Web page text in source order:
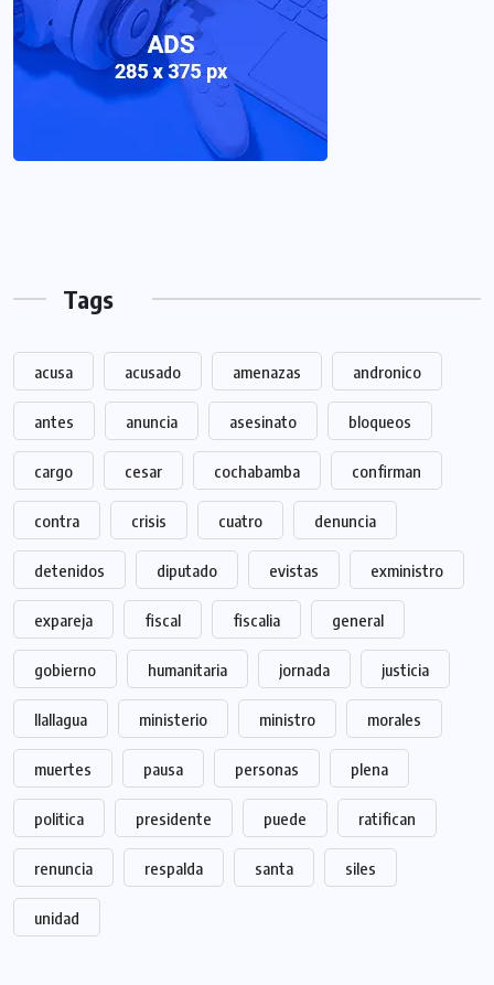
Tags
acusa acusado amenazas andronico
antes anuncia asesinato bloqueos
cargo cesar cochabamba confirman
contra crisis cuatro denuncia
detenidos diputado evistas exministro
expareja fiscal fiscalia general
gobierno humanitaria jornada justicia
llallagua ministerio ministro morales
muertes pausa personas plena
politica presidente puede ratifican
renuncia respalda santa siles
unidad